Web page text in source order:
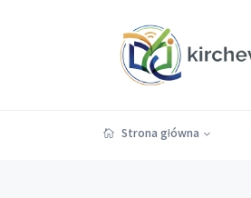
Strona główna